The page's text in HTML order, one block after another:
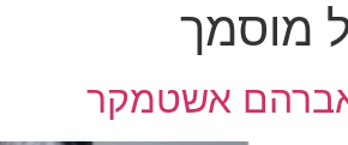
מוסמך
אשטמקר